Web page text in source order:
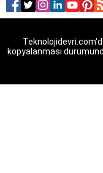
nasıl giderilir? Tenda
gerçekleştirilebilmesi...
kopyalanması